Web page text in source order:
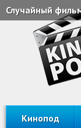
Случайный
Кинопод